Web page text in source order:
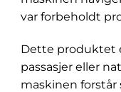
var forbeholdt
Dette produktet
passasjer eller
maskinen forstår